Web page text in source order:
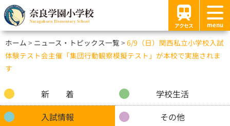
アクセス menu
ホーム ニュース・トピックス一覧
6/9（日）関西私立小学校​入試
体験テスト会主催「集団行動観察模擬テスト」が本校で実施されま
す
新 着
学校生活
入試情報
その他